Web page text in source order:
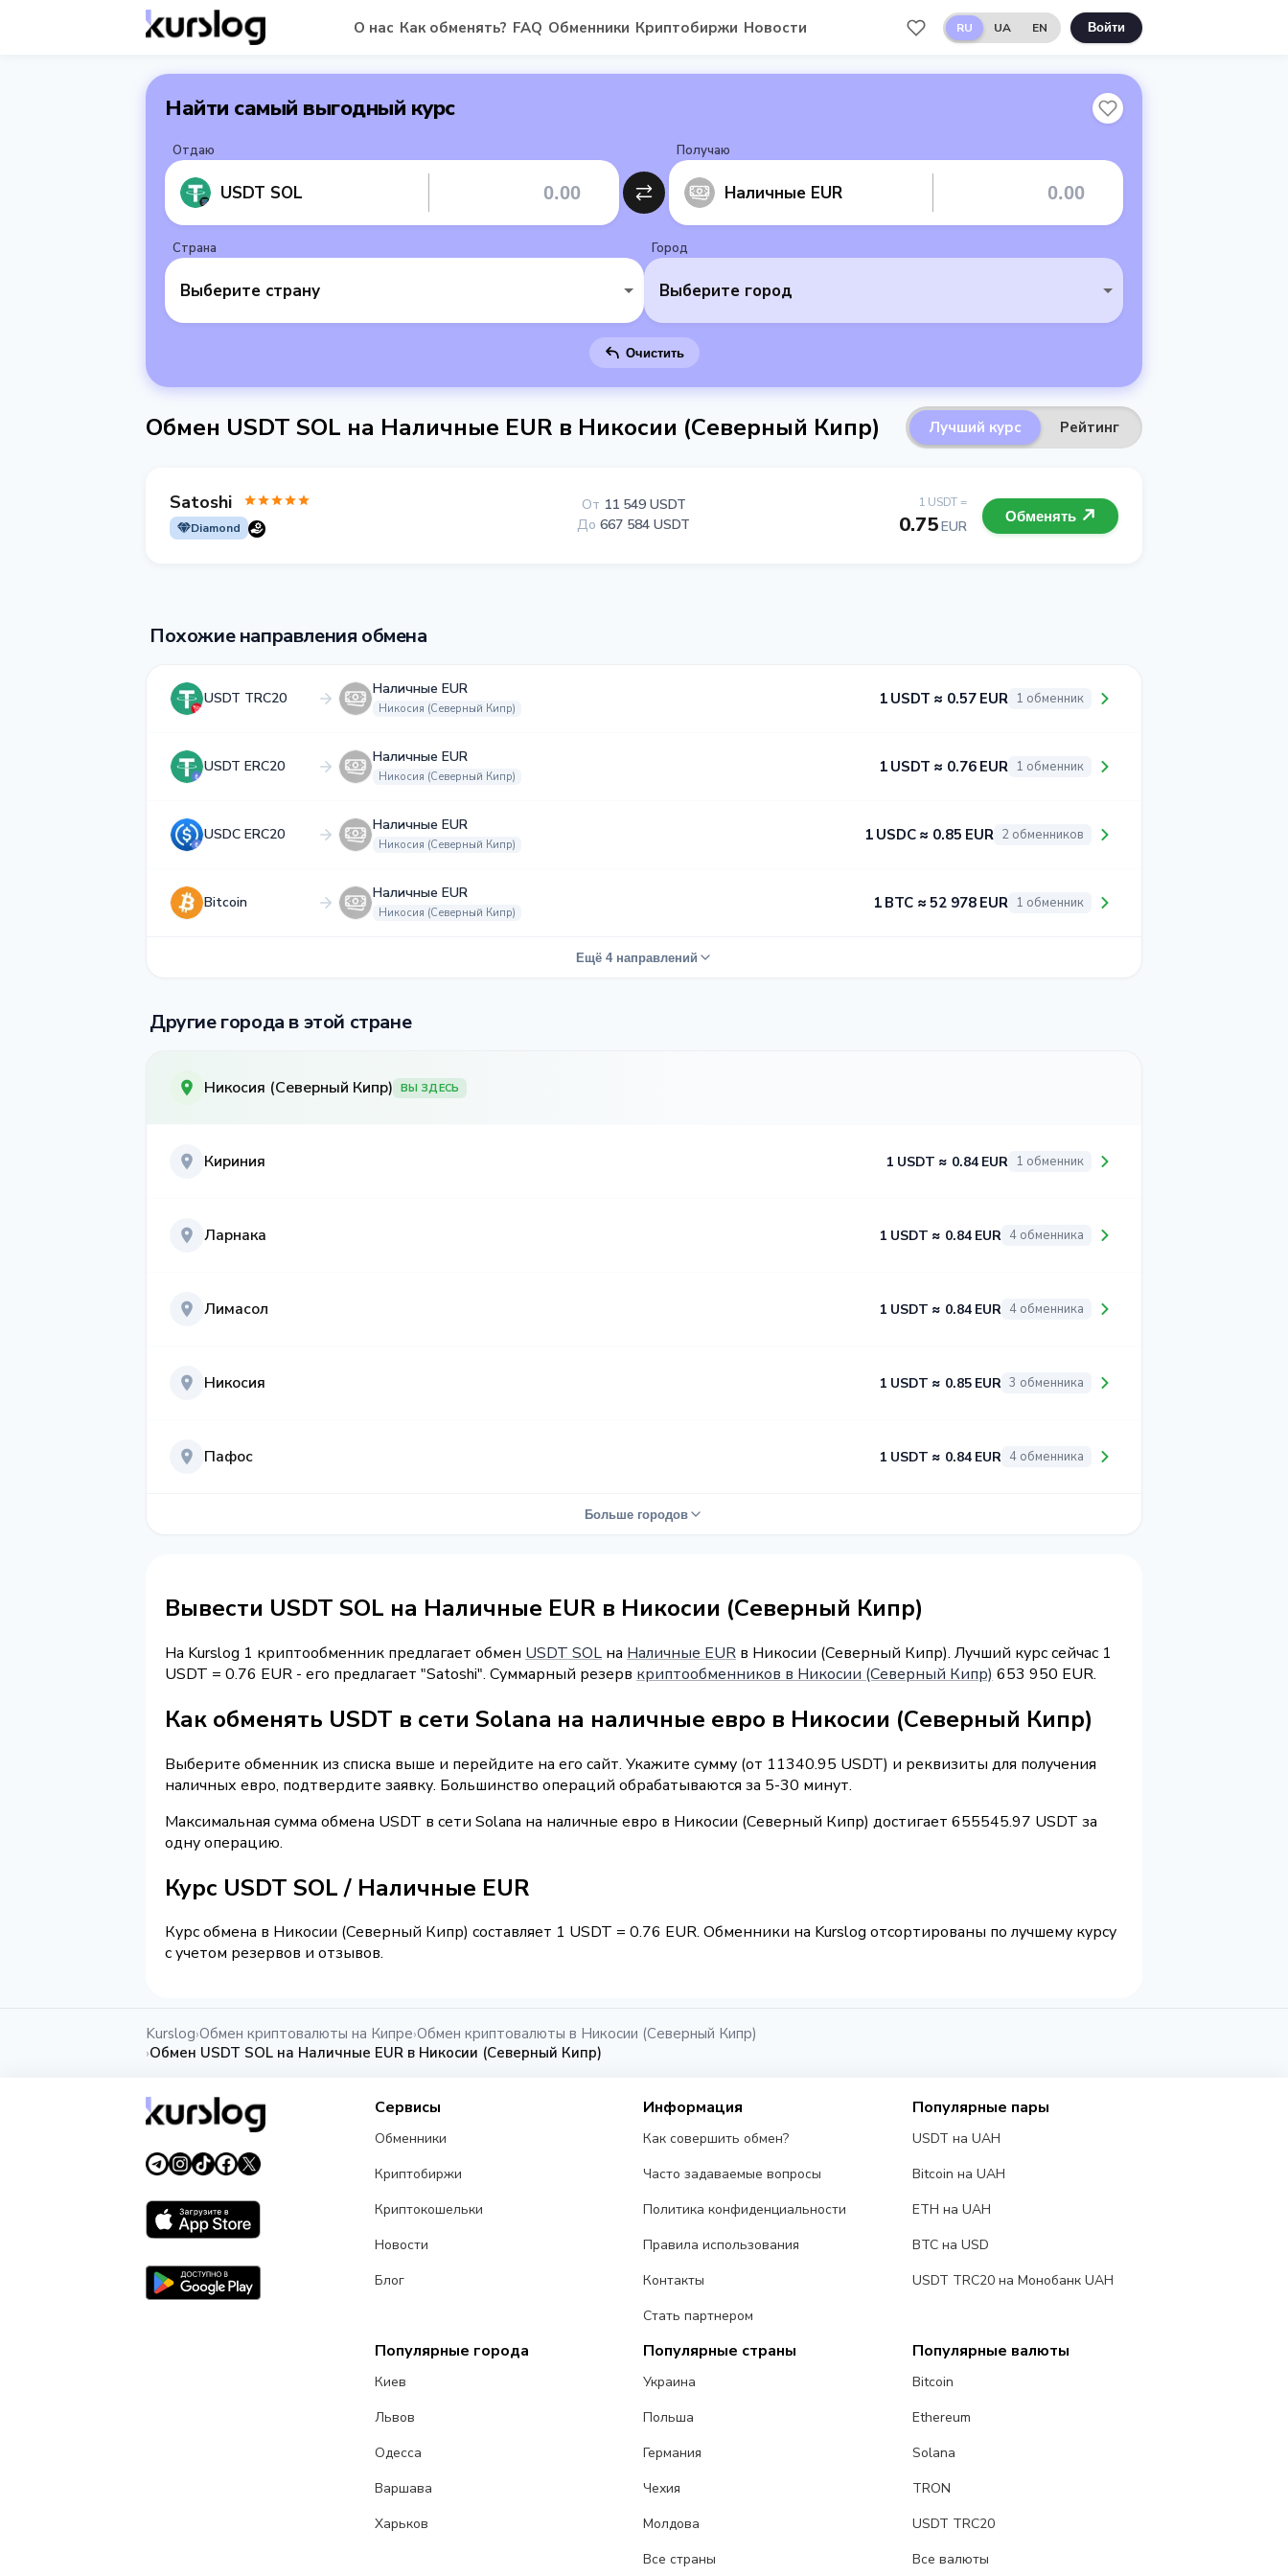
О нас Как обменять? FAQ Обменники Криптобиржи Новости RU UA EN Войти
Найти самый выгодный курс
Отдаю
USDT SOL
Получаю
Наличные EUR
Страна
Выберите страну
Город
Выберите город
Очистить
Обмен USDT SOL на Наличные EUR в Никосии (Северный Кипр) Лучший курс Рейтинг
Satoshi
Diamond
1 USDT =
0.75EUR
От 11 549 USDT
До 667 584 USDT Обменять
Похожие направления обмена
USDT TRC20
Наличные EUR
Никосия (Северный Кипр)
1 USDT ≈ 0.57 EUR 1 обменник
USDT ERC20
Наличные EUR
Никосия (Северный Кипр)
1 USDT ≈ 0.76 EUR 1 обменник
USDC ERC20
Наличные EUR
Никосия (Северный Кипр)
1 USDC ≈ 0.85 EUR 2 обменников
Bitcoin
Наличные EUR
Никосия (Северный Кипр)
1 BTC ≈ 52 978 EUR 1 обменник
Ещё 4 направлений
Другие города в этой стране
Никосия (Северный Кипр) ВЫ ЗДЕСЬ
Кириния 1 USDT ≈ 0.84 EUR 1 обменник
Ларнака 1 USDT ≈ 0.84 EUR 4 обменника
Лимасол 1 USDT ≈ 0.84 EUR 4 обменника
Никосия 1 USDT ≈ 0.85 EUR 3 обменника
Пафос 1 USDT ≈ 0.84 EUR 4 обменника
Больше городов
Вывести USDT SOL на Наличные EUR в Никосии (Северный Кипр)
На Kurslog 1 криптообменник предлагает обмен USDT SOL на Наличные EUR в Никосии (Северный Кипр). Лучший курс сейчас 1
USDT = 0.76 EUR - его предлагает "Satoshi". Суммарный резерв криптообменников в Никосии (Северный Кипр) 653 950 EUR.
Как обменять USDT в сети Solana на наличные евро в Никосии (Северный Кипр)
Выберите обменник из списка выше и перейдите на его сайт. Укажите сумму (от 11340.95 USDT) и реквизиты для получения
наличных евро, подтвердите заявку. Большинство операций обрабатываются за 5-30 минут.
Максимальная сумма обмена USDT в сети Solana на наличные евро в Никосии (Северный Кипр) достигает 655545.97 USDT за
одну операцию.
Курс USDT SOL / Наличные EUR
Курс обмена в Никосии (Северный Кипр) составляет 1 USDT = 0.76 EUR. Обменники на Kurslog отсортированы по лучшему курсу
с учетом резервов и отзывов.
Kurslog›Обмен криптовалюты на Кипре›Обмен криптовалюты в Никосии (Северный Кипр)
›Обмен USDT SOL на Наличные EUR в Никосии (Северный Кипр)
Сервисы
Обменники
Криптобиржи
Криптокошельки
Новости
Блог
Информация
Как совершить обмен?
Часто задаваемые вопросы
Политика конфиденциальности
Правила использования
Контакты
Стать партнером
Популярные пары
USDT на UAH
Bitcoin на UAH
ETH на UAH
BTC на USD
USDT TRC20 на Монобанк UAH
Популярные города
Киев
Львов
Одесса
Варшава
Харьков
Популярные страны
Украина
Польша
Германия
Чехия
Молдова
Все страны
Популярные валюты
Bitcoin
Ethereum
Solana
TRON
USDT TRC20
Все валюты